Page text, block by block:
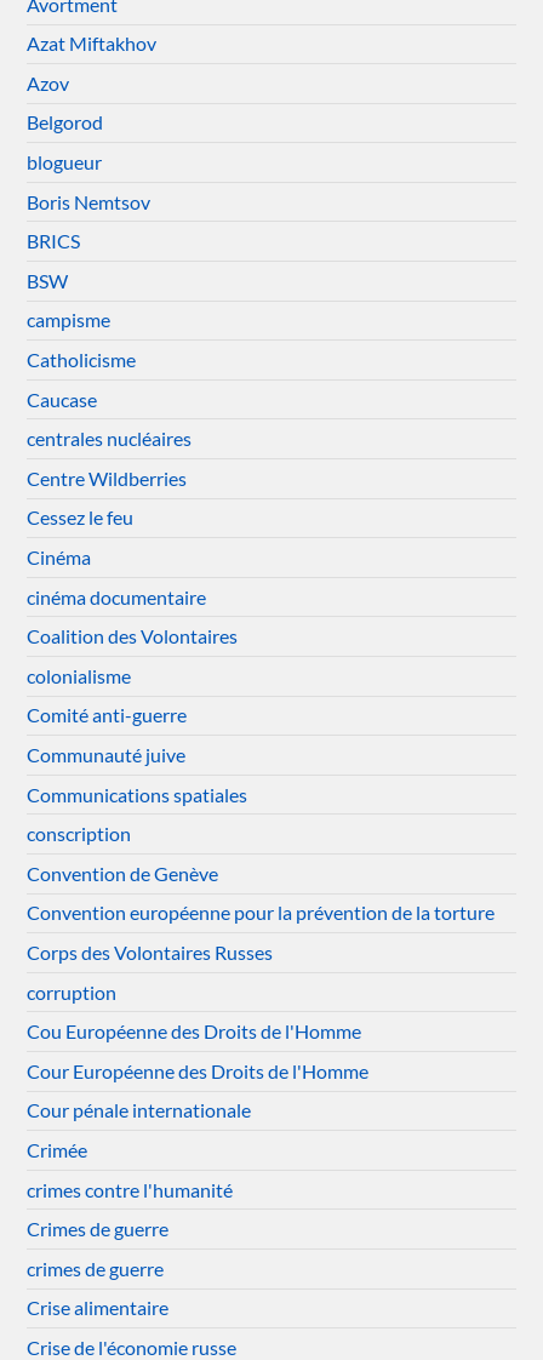
Azat Miftakhov
Azov
Belgorod
blogueur
Boris Nemtsov
BRICS
BSW
campisme
Catholicisme
Caucase
centrales nucléaires
Centre Wildberries
Cessez le feu
Cinéma
cinéma documentaire
Coalition des Volontaires
colonialisme
Comité anti-guerre
Communauté juive
Communications spatiales
conscription
Convention de Genève
Convention européenne pour la prévention de la torture
Corps des Volontaires Russes
corruption
Cou Européenne des Droits de l'Homme
Cour Européenne des Droits de l'Homme
Cour pénale internationale
Crimée
crimes contre l'humanité
Crimes de guerre
crimes de guerre
Crise alimentaire
Crise de l'économie russe